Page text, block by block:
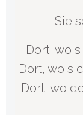
Sie
Dort, wo
Dort, wo
Dort, wo